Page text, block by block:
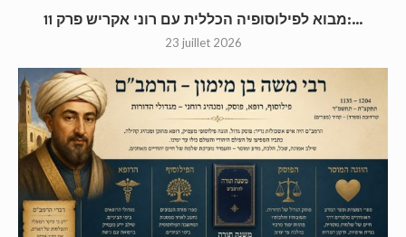
מבוא לפילוסופיה הכללית עם רוני אקריש פרק 11:...
23 juillet 2026